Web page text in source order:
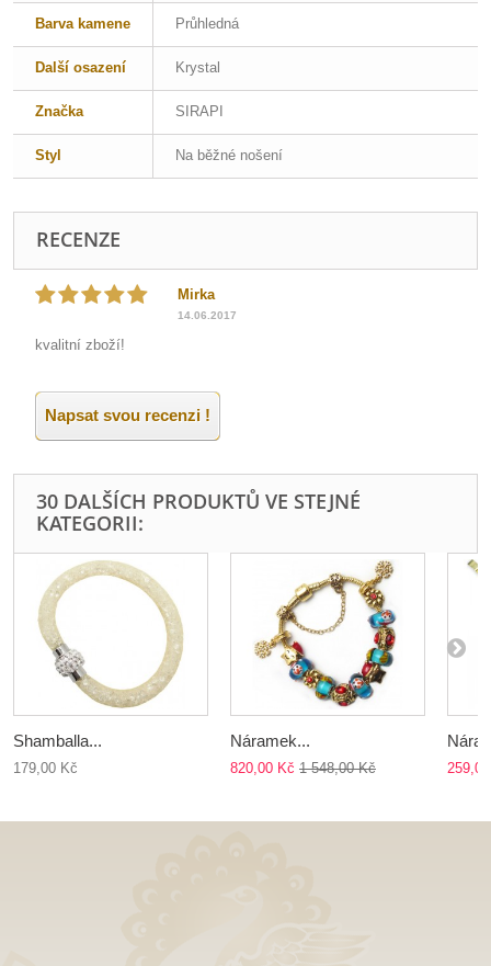
Barva kamene Průhledná
Další osazení Krystal
Značka SIRAPI
Styl Na běžné nošení
RECENZE
Mirka
14.06.2017
kvalitní zboží!
Napsat svou recenzi !
30 DALŠÍCH PRODUKTŮ VE STEJNÉ
KATEGORII:
Shamballa...
179,00 Kč
Náramek...
820,00 Kč 1 548,00 Kč